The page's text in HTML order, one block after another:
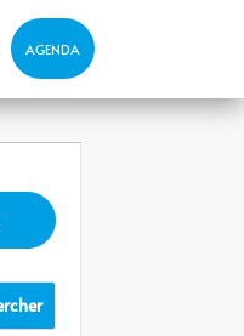
AGENDA